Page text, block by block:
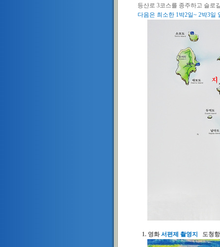
등산로 3코스를 종주하고 슬로
다음은 최소한 1박2일~ 2박3일
1. 영화서편제 촬영지 도청